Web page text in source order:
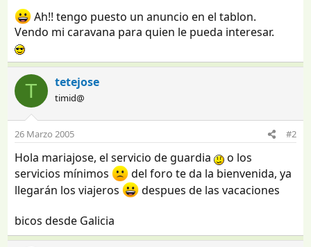
t
e
m
Ah!! tengo puesto un anuncio en el tablon.
Vendo mi caravana para quien le pueda interesar.
T tetejose
timid@
26 Marzo 2005 #2
Hola mariajose, el servicio de guardia
o los
servicios mínimos
del foro te da la bienvenida, ya
llegarán los viajeros
despues de las vacaciones
bicos desde Galicia